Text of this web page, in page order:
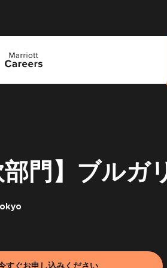
部門】ブル
すぐお申し込みください